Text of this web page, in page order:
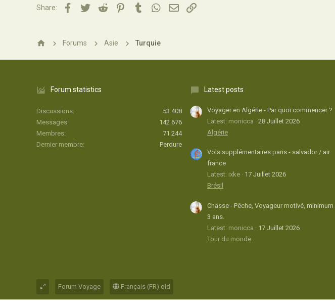
63
Share: Facebook
TwitterReddit PinterestTumblrWhatsApp
EmailLien
Forums Asie Turquie
Forum statistics
Discussions
53 408
Messages
142 676
Membres
71 244
Dernier membre
Perdure
Latest posts
Voyager en Algérie - Par quoi commencer ?
Latest: monicca
28 Juillet 2026
Algérie
Vols supplémentaires paris - salvador / air
france
Latest: ixke
17 Juillet 2026
Brésil
Chasse - Pêche, Voyageur motivé, minimum
3 ans.
Latest: monicca
17 Juillet 2026
Tour du monde
Forum Voyage Français (FR) old